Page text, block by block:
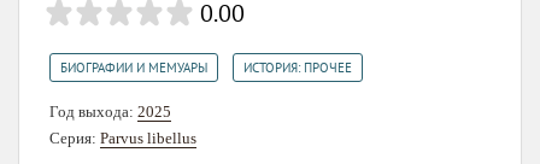
0.00
БИОГРАФИИ И МЕМУАРЫ ИСТОРИЯ: ПРОЧЕЕ
Год выхода: 2025
Серия: Parvus libellus